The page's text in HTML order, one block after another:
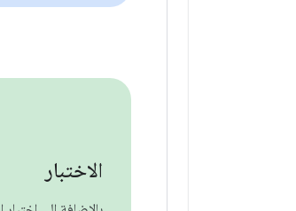
الاختبار